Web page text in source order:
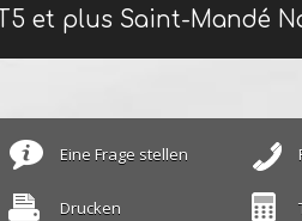
T5 et plus Saint-Mandé
Eine Frage stellen
Drucken